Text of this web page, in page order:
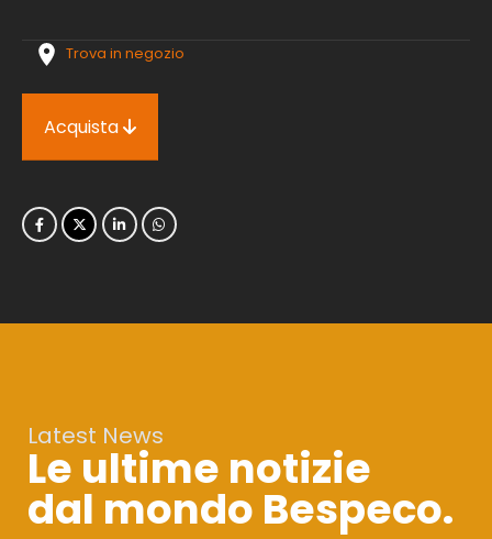
Trova in negozio
Acquista
Latest News
Le ultime notizie
dal mondo Bespeco.